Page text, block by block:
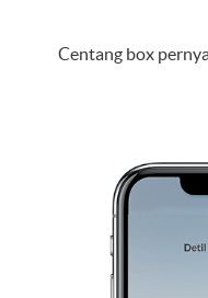
Centang box